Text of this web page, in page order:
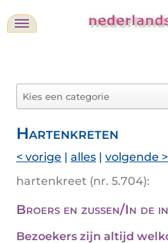
Hartenkreten
< vorige | alles | volgende >
hartenkreet (nr. 5.704):
Broers en zussen/In de
Bezoekers zijn altijd